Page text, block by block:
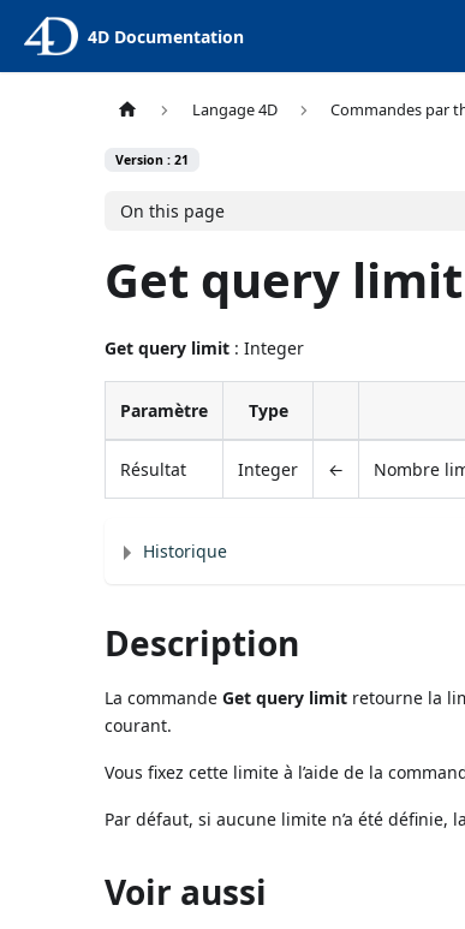
4D Documentation
Langage 4D Commandes par
Version : 21
On this page
Get query limit
Get query limit : Integer
Paramètre Type
Résultat Integer ← Nombre
Historique
Description
La commandeGet query limit retourne la
courant.
Vous fixez cette limite à l’aide de la
Par défaut, si aucune limite n’a été définie,
Voir aussi